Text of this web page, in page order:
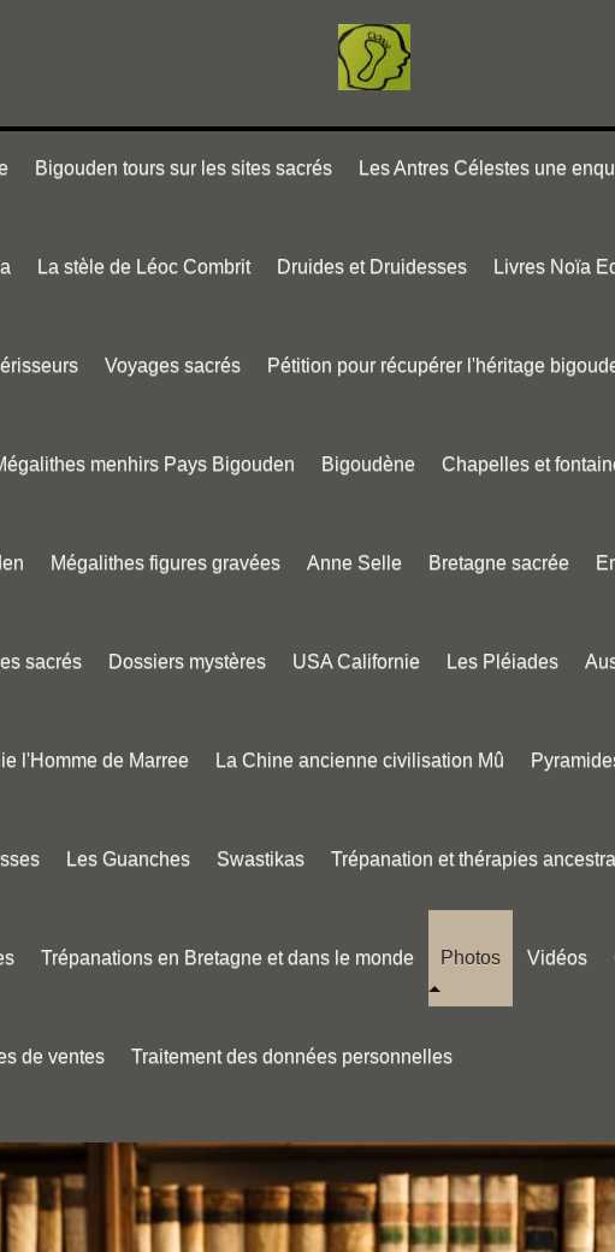
Bigouden tours sur les sites sacrés Les Antres Célestes une
La stèle de Léoc Combrit Druides et Druidesses Livres Noïa
Voyages sacrés Pétition pour récupérer l'héritage
menhirs Pays Bigouden Bigoudène Chapelles et
Mégalithes figures gravées Anne Selle Bretagne sacrée
sacrés Dossiers mystères USA Californie Les Pléiades
l'Homme de Marree La Chine ancienne civilisation Mû
Les Guanches Swastikas Trépanation et thérapies
Trépanations en Bretagne et dans le monde Photos Vidéos
de ventes Traitement des données personnelles